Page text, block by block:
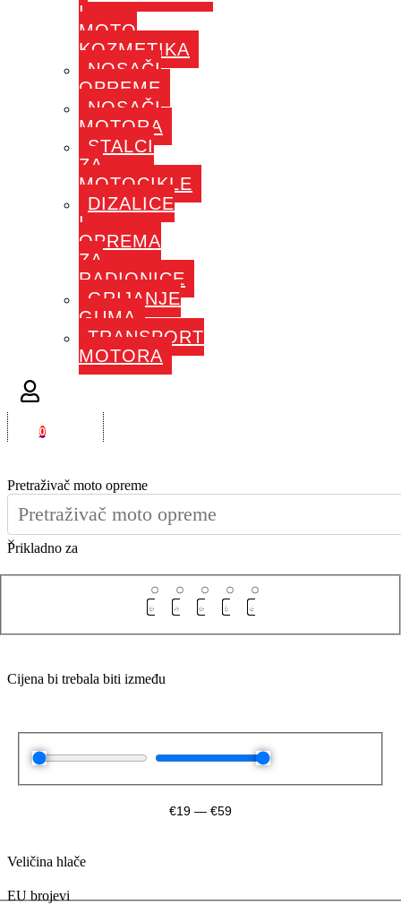
I
MOTO
KOZMETIKA
NOSAČI
OPREME
NOSAČI
MOTORA
STALCI
ZA
MOTOCIKLE
DIZALICE
I
OPREMA
ZA
RADIONICE
GRIJANJE
GUMA
TRANSPORT
MOTORA
0
Pretraživač moto opreme
×
Prikladno za
Cijena bi trebala biti između
€19 — €59
Veličina hlače
EU brojevi